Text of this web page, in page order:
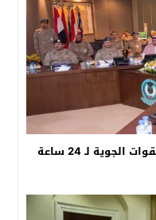
محمد بن سلمان يناقش مخطط القوات الجوية لـ 24 ساعة